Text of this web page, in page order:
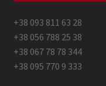
+38 093 811 63 28
+38 056 788 25 38
+38 067 78 78 344
+38 095 770 9 333